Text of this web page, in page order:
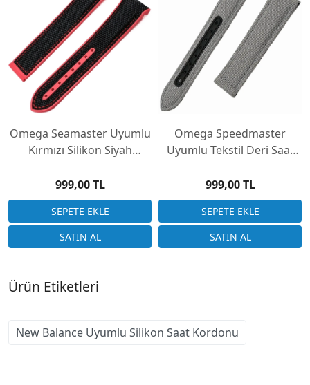
Omega Seamaster Uyumlu
Kırmızı Silikon Siyah
999,00 TL
Omega Speedmaster
Uyumlu Tekstil Deri Saat
999,00 TL
Ürün Etiketleri
New Balance Uyumlu Silikon Saat Kordonu